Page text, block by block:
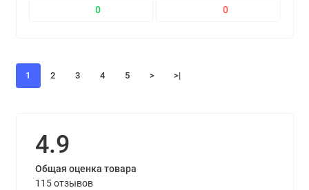
0 0
1 2 3 4 5 > >|
4.9
Общая оценка товара
115 отзывов